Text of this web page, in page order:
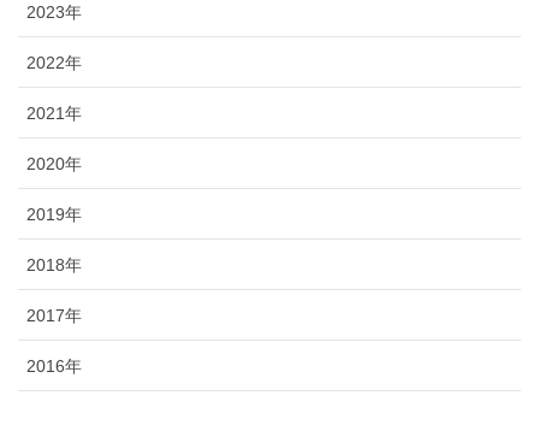
2023年
2022年
2021年
2020年
2019年
2018年
2017年
2016年